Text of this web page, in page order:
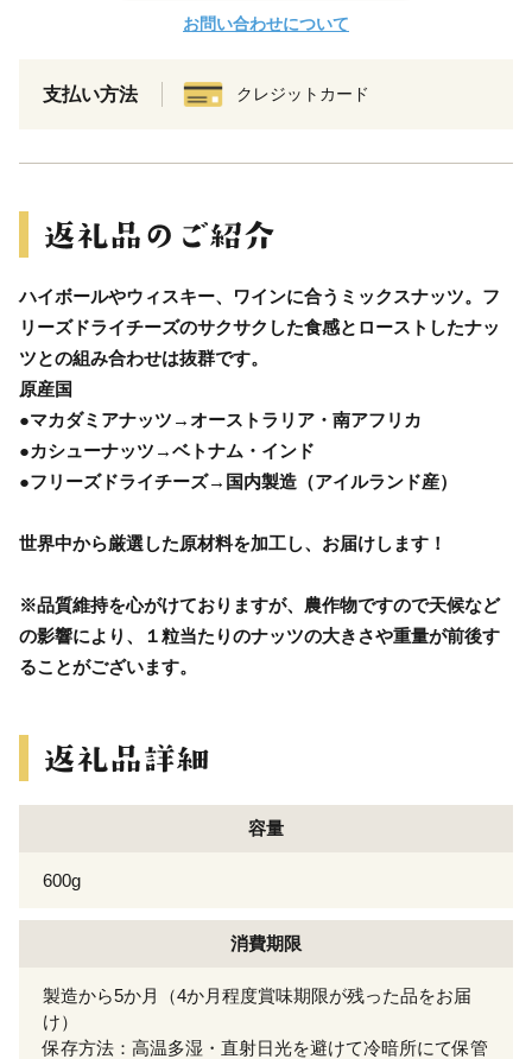
お問い合わせについて
支払い方法 クレジットカード
ハイボールやウィスキー、ワインに合うミックスナッツ。フ
リーズドライチーズのサクサクした食感とローストしたナッ
ツとの組み合わせは抜群です。
原産国
●マカダミアナッツ→オーストラリア・南アフリカ
●カシューナッツ→ベトナム・インド
●フリーズドライチーズ→国内製造（アイルランド産）
世界中から厳選した原材料を加工し、お届けします！
※品質維持を心がけておりますが、農作物ですので天候など
の影響により、１粒当たりのナッツの大きさや重量が前後す
ることがございます。
容量
600g
消費期限
製造から5か月（4か月程度賞味期限が残った品をお届
け）
保存方法：高温多湿・直射日光を避けて冷暗所にて保管